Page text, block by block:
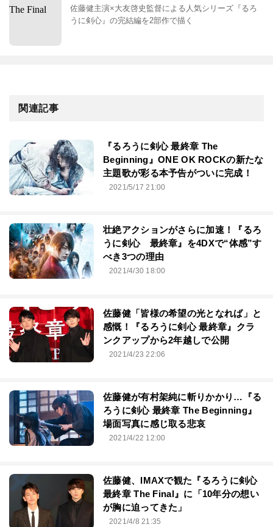
佐藤健主演×大友啓史監督による人気シリーズ『るろ
うに剣心』の完結編を2部作で描く
関連記事
『るろうに剣心 最終章 The
Beginning』ONE OK ROCKの新たな
主題歌が彩る本予告がついに完成！
2021/5/17 21:00
壮絶アクションがさらに加速！『るろ
うに剣心 最終章』を4DXで“体感”す
べき3つの理由
2021/4/30 18:00
佐藤健「皆様の希望の光となれば」と
感慨！『るろうに剣心 最終章』クラ
ンクアップから2年越しで公開
2021/4/23 22:06
佐藤健が有村架純に斬りかかり…『る
ろうに剣心 最終章 The Beginning』
場面写真に感じ取る悲哀
2021/4/22 12:00
佐藤健、IMAXで観た『るろうに剣心
最終章 The Final』に「10年分の想い
が胸に迫ってきた」
2021/4/8 21:35